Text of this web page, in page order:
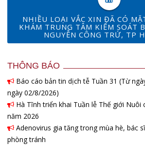
NHIỀU LOẠI VẮC XIN ĐÃ CÓ
KHÁM TRUNG TÂM KIỂM SOÁT
NGUYỄN CÔNG TRỨ, TP
THÔNG BÁO
Báo cáo bản tin dịch tễ Tuần 31 (Từ
ngày 02/8/2026)
Hà Tĩnh triển khai Tuần lễ Thế giới Nuôi
năm 2026
Adenovirus gia tăng trong mùa hè, bác
phòng tránh